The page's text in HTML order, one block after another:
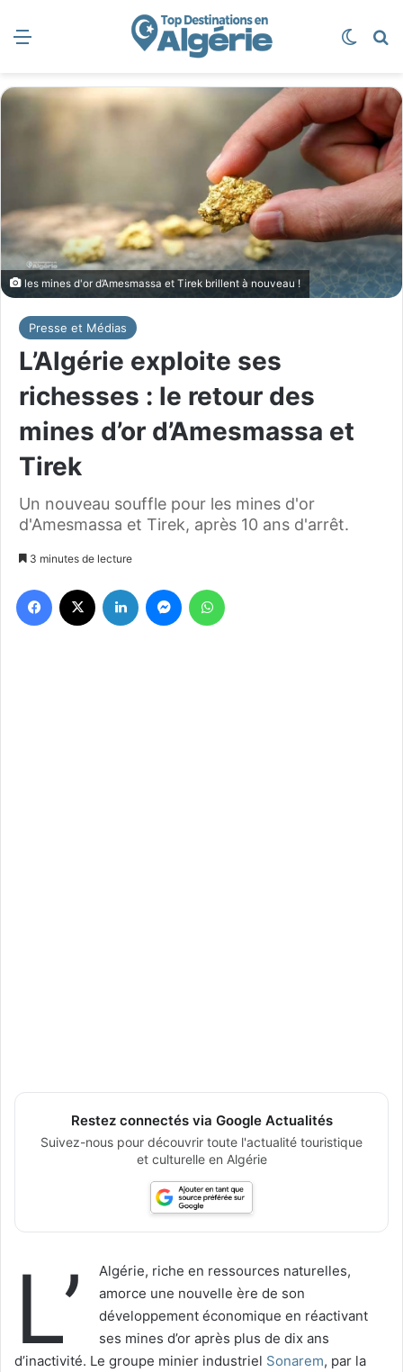
les mines d'or d’Amesmassa et Tirek brillent à nouveau !
Presse et Médias
L’Algérie exploite ses
richesses : le retour des
mines d’or d’Amesmassa et
Tirek
Un nouveau souffle pour les mines d'or
d'Amesmassa et Tirek, après 10 ans d'arrêt.
3 minutes de lecture
Restez connectés via Google Actualités
Suivez-nous pour découvrir toute l'actualité touristique
et culturelle en Algérie
L’
Algérie, riche en ressources naturelles,
amorce une nouvelle ère de son
développement économique en réactivant
ses mines d’or après plus de dix ans
d’inactivité. Le groupe minier industriel Sonarem, par la